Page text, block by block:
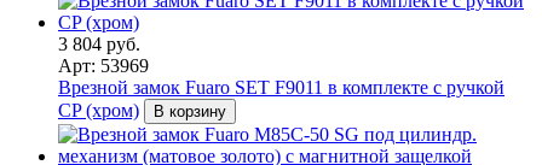
3 804 руб.
Арт: 53969
Врезной замок Fuaro SET F9011 в комплекте с ручкой
CP (хром)
В корзину